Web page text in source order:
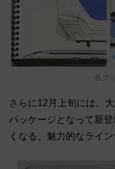
各グ
さらに12月上旬には、
パッケージとなって新
くなる、魅力的なライ